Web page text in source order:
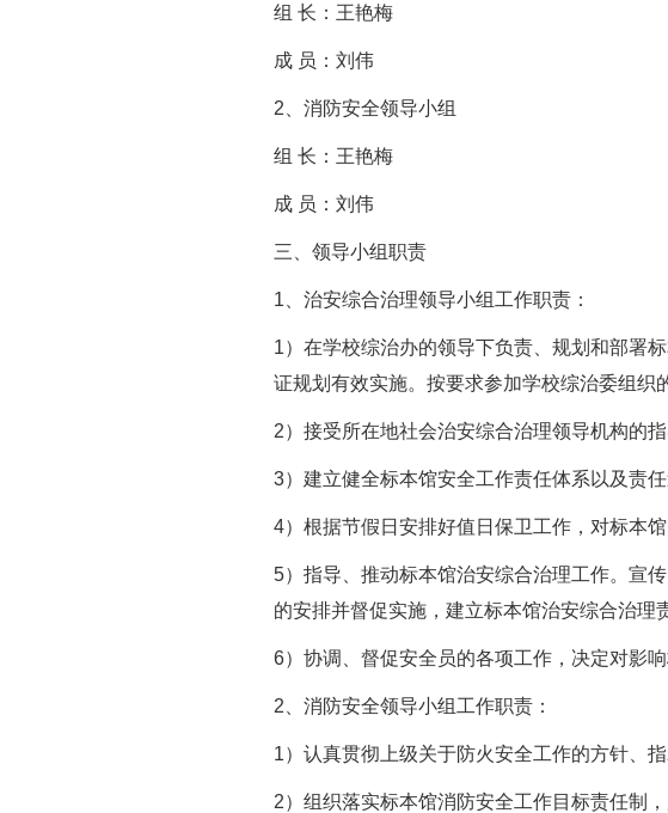
组 长：王艳梅
成 员：刘伟
2 、消防安全领导小组
组 长：王艳梅
成 员：刘伟
三、领导小组职责
1 、治安综合治理领导小组工作职责：
1）在学校综治办的领导下负责、规划和部署
证规划有效实施。按要求参加学校综治委组织
2）接受所在地社会治安综合治理领导机构的
3）建立健全标本馆安全工作责任体系以及责
4）根据节假日安排好值日保卫工作，对标本
5）指导、推动标本馆治安综合治理工作。宣
的安排并督促实施，建立标本馆治安综合治理
6）协调、督促安全员的各项工作，决定对影
2 、消防安全领导小组工作职责 ：
1）认真贯彻上级关于防火安全工作的方针、
2）组织落实标本馆消防安全工作目标责任制